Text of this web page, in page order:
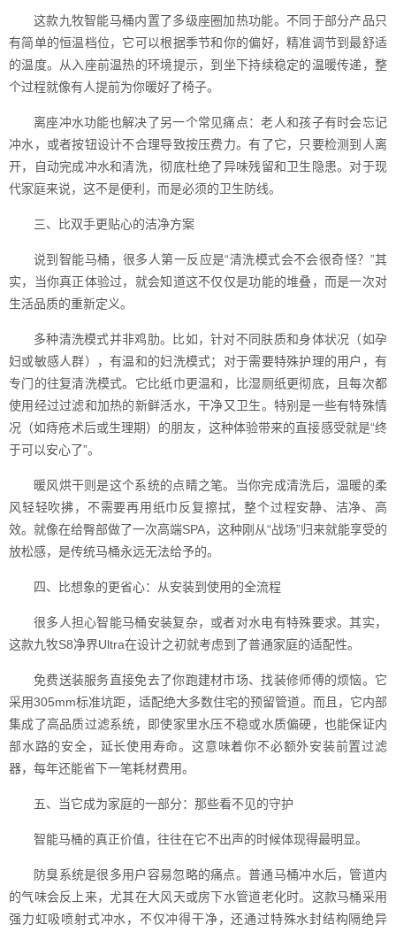
这款九牧智能马桶内置了多级座圈加热功能。不同于部分产品只
有简单的恒温档位，它可以根据季节和你的偏好，精准调节到最舒适
的温度。从入座前温热的环境提示，到坐下持续稳定的温暖传递，整
个过程就像有人提前为你暖好了椅子。
离座冲水功能也解决了另一个常见痛点：老人和孩子有时会忘记
冲水，或者按钮设计不合理导致按压费力。有了它，只要检测到人离
开，自动完成冲水和清洗，彻底杜绝了异味残留和卫生隐患。对于现
代家庭来说，这不是便利，而是必须的卫生防线。
三、比双手更贴心的洁净方案
说到智能马桶，很多人第一反应是“清洗模式会不会很奇怪？”其
实，当你真正体验过，就会知道这不仅仅是功能的堆叠，而是一次对
生活品质的重新定义。
多种清洗模式并非鸡肋。比如，针对不同肤质和身体状况（如孕
妇或敏感人群），有温和的妇洗模式；对于需要特殊护理的用户，有
专门的往复清洗模式。它比纸巾更温和，比湿厕纸更彻底，且每次都
使用经过过滤和加热的新鲜活水，干净又卫生。特别是一些有特殊情
况（如痔疮术后或生理期）的朋友，这种体验带来的直接感受就是“终
于可以安心了”。
暖风烘干则是这个系统的点睛之笔。当你完成清洗后，温暖的柔
风轻轻吹拂，不需要再用纸巾反复擦拭，整个过程安静、洁净、高
效。就像在给臀部做了一次高端SPA，这种刚从“战场”归来就能享受的
放松感，是传统马桶永远无法给予的。
四、比想象的更省心：从安装到使用的全流程
很多人担心智能马桶安装复杂，或者对水电有特殊要求。其实，
这款九牧S8净界Ultra在设计之初就考虑到了普通家庭的适配性。
免费送装服务直接免去了你跑建材市场、找装修师傅的烦恼。它
采用305mm标准坑距，适配绝大多数住宅的预留管道。而且，它内部
集成了高品质过滤系统，即使家里水压不稳或水质偏硬，也能保证内
部水路的安全，延长使用寿命。这意味着你不必额外安装前置过滤
器，每年还能省下一笔耗材费用。
五、当它成为家庭的一部分：那些看不见的守护
智能马桶的真正价值，往往在它不出声的时候体现得最明显。
防臭系统是很多用户容易忽略的痛点。普通马桶冲水后，管道内
的气味会反上来，尤其在大风天或房下水管道老化时。这款马桶采用
强力虹吸喷射式冲水，不仅冲得干净，还通过特殊水封结构隔绝异